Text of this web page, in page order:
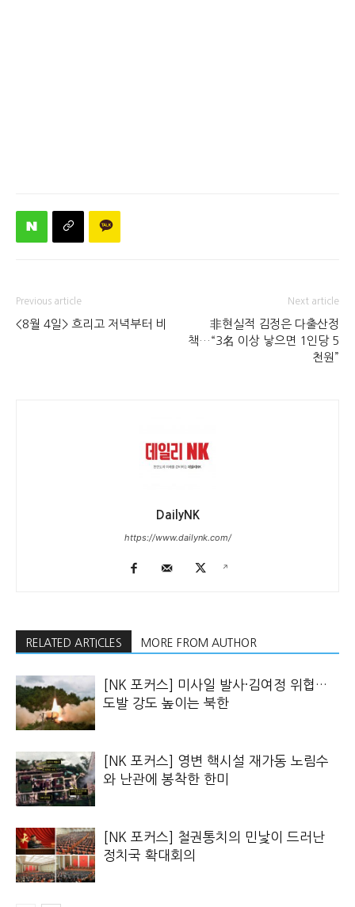
Previous article
<8월 4일> 흐리고 저녁부터 비
Next article
非현실적 김정은 다출산정
책…“3名 이상 낳으면 1인당 5
천원”
DailyNK
https://www.dailynk.com/
RELATED ARTICLES MORE FROM AUTHOR
[NK 포커스] 미사일 발사·김여정 위협…
도발 강도 높이는 북한
[NK 포커스] 영변 핵시설 재가동 노림수
와 난관에 봉착한 한미
[NK 포커스] 철권통치의 민낯이 드러난
정치국 확대회의